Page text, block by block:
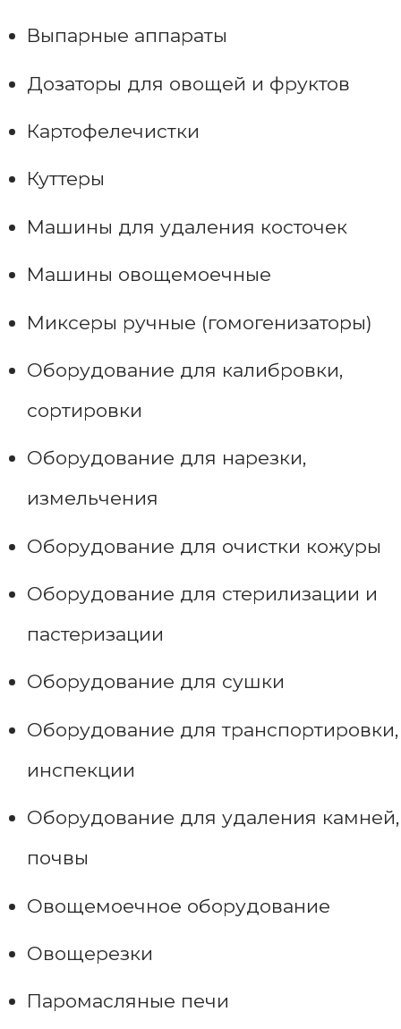
Выпарные аппараты
Дозаторы для овощей и фруктов
Картофелечистки
Куттеры
Машины для удаления косточек
Машины овощемоечные
Миксеры ручные (гомогенизаторы)
Оборудование для калибровки,
сортировки
Оборудование для нарезки,
измельчения
Оборудование для очистки кожуры
Оборудование для стерилизации и
пастеризации
Оборудование для сушки
Оборудование для транспортировки,
инспекции
Оборудование для удаления камней,
почвы
Овощемоечное оборудование
Овощерезки
Паромасляные печи